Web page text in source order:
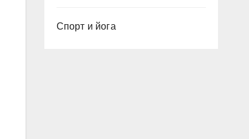
Спорт и йога